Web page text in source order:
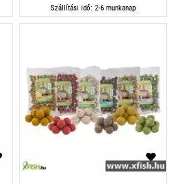
Szállítási idő: 2-6 munkanap